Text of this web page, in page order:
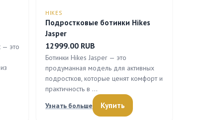
— это
HIKES
Подростковые ботинки Hikes
Jasper
12999.00 RUB
Ботинки Hikes Jasper — это
продуманная модель для активных
подростков, которые ценят комфорт и
практичность в …
Узнать больше
Купить